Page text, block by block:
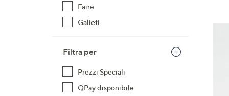
prodotti Faire
Galieti
Filtra per
Prezzi Speciali
QPay disponibile